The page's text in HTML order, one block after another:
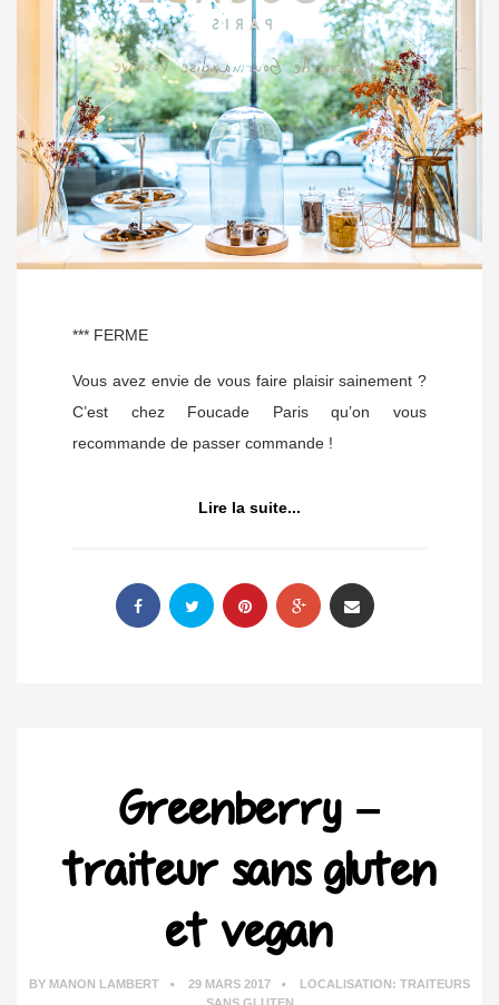
*** FERME
Vous avez envie de vous faire plaisir sainement ?
C’est chez Foucade Paris qu’on vous
recommande de passer commande !
Lire la suite...
Greenberry –
traiteur sans gluten
et vegan
BY MANON LAMBERT 29 MARS 2017 LOCALISATION: TRAITEURS
SANS GLUTEN